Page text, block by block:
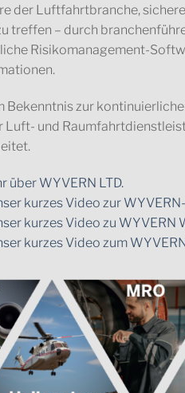
der Luftfahrtbranche,
treffen – durch
Risikomanagement-
Bekenntnis zur
Luft- und
über WYVERN LTD.
kurzes Video zur
kurzes Video zu WYVERN
kurzes Video zum